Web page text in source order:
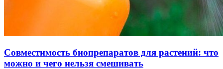
Совместимость биопрепаратов для растений: что
можно и чего нельзя смешивать